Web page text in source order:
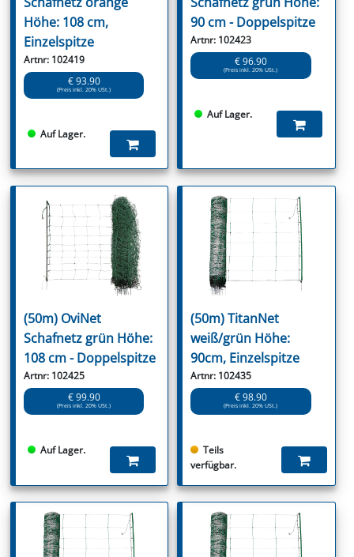
Höhe: 108 cm,
Einzelspitze
Artnr: 102419
€ 93.90
(Preis inkl. 20% USt.)
Auf Lager.
90 cm - Doppelspitze
Artnr: 102423
€ 96.90
(Preis inkl. 20% USt.)
Auf Lager.
(50m) OviNet
Schafnetz grün Höhe:
108 cm - Doppelspitze
Artnr: 102425
€ 99.90
(Preis inkl. 20% USt.)
Auf Lager.
(50m) TitanNet
weiß/grün Höhe:
90cm, Einzelspitze
Artnr: 102435
€ 98.90
(Preis inkl. 20% USt.)
Teils
verfügbar.